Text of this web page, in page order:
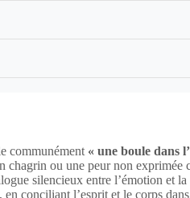
communément « une boule dans
ou une peur non exprimée
silencieux entre l’émotion et
conciliant l’esprit et le corps